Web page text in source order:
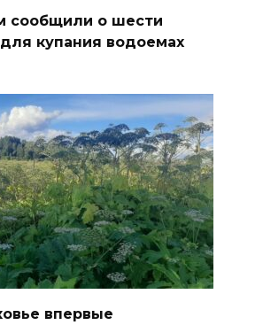
сообщили о шести
купания водоемах
впервые